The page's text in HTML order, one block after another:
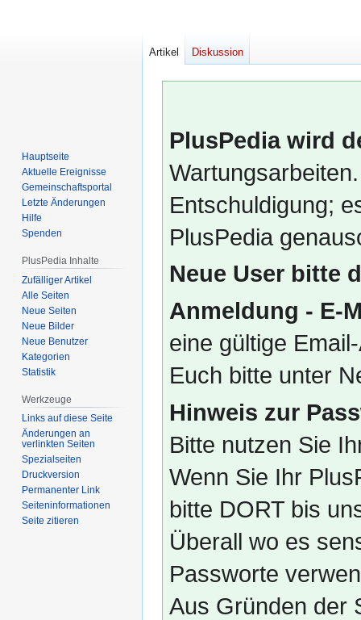
PlusPedia wird
Entschuldigung;
PlusPedia
Neue User bitte
Anmeldung - E-
eine gültige
Euch bitte unter
Hinweis zur
Bitte nutzen Sie
Wenn Sie Ihr
bitte DORT bis
Überall wo es
Passworte
Aus Gründen der
Artikel Diskussion
Hauptseite
Aktuelle Ereignisse
Gemeinschafts­portal
Letzte Änderungen
Hilfe
Spenden
PlusPedia Inhalte
Zufälliger Artikel
Alle Seiten
Neue Seiten
Neue Bilder
Neue Benutzer
Kategorien
Statistik
Werkzeuge
Links auf diese Seite
Änderungen an
verlinkten Seiten
Spezialseiten
Druckversion
Permanenter Link
Seiten­­informationen
Seite zitieren